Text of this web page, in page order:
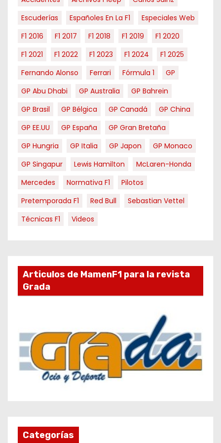
Escuderías
Españoles En La F1
Especiales Web
F1 2016
F1 2017 F1 2018 F1 2019
F1 2020
F1 2021
F1 2022 F1 2023 F1 2024
F1 2025
Fernando Alonso
Ferrari Fórmula 1
GP
GP Abu Dhabi
GP Australia
GP Bahrein
GP Brasil
GP Bélgica GP Canadá
GP China
GP EE.UU
GP España
GP Gran Bretaña
GP Hungria
GP Italia GP Japon
GP Monaco
GP Singapur
Lewis Hamilton
McLaren-Honda
Mercedes
Normativa F1
Pilotos
Pretemporada F1
Red Bull
Sebastian Vettel
Técnicas F1
Videos
Articulos de MamenF1 para la revista
Grada
Categorías